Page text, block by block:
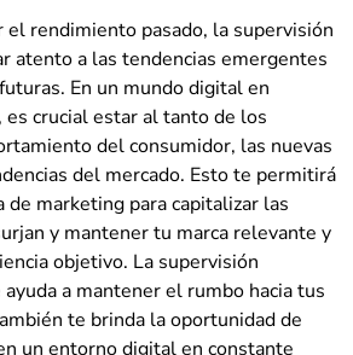
el rendimiento pasado, la supervisión
atento a las tendencias emergentes
En un mundo digital en
crucial estar al tanto de los
del consumidor, las nuevas
del mercado. Esto te permitirá
marketing para capitalizar las
y mantener tu marca relevante y
objetivo. La supervisión
a mantener el rumbo hacia tus
te brinda la oportunidad de
un entorno digital en constante